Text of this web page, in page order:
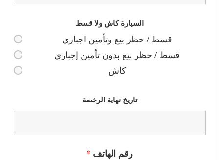
السيارة كاش ولا قسط
قسط / حظر بيع وتأمين اجباري
قسط / حظر بيع بدون تأمين إجباري
كاش
تاريخ نهاية الرخصة
رقم الهاتف *